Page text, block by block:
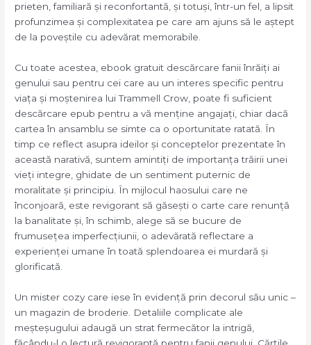
prieten, familiară și reconfortantă, și totuși, într-un fel, a lipsit
profunzimea și complexitatea pe care am ajuns să le aștept
de la poveștile cu adevărat memorabile.
Cu toate acestea, ebook gratuit descărcare fanii înrăiți ai
genului sau pentru cei care au un interes specific pentru
viața și moștenirea lui Trammell Crow, poate fi suficient
descărcare epub pentru a vă menține angajați, chiar dacă
cartea în ansamblu se simte ca o oportunitate ratată. În
timp ce reflect asupra ideilor și conceptelor prezentate în
această narativă, suntem amintiți de importanța trăirii unei
vieți integre, ghidate de un sentiment puternic de
moralitate și principiu. În mijlocul haosului care ne
înconjoară, este revigorant să găsești o carte care renunță
la banalitate și, în schimb, alege să se bucure de
frumusețea imperfecțiunii, o adevărată reflectare a
experienței umane în toată splendoarea ei murdară și
glorificată.
Un mister cozy care iese în evidență prin decorul său unic –
un magazin de broderie. Detaliile complicate ale
meșteșugului adaugă un strat fermecător la intrigă,